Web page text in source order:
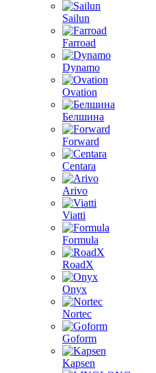
Sailun
Farroad
Dynamo
Ovation
Белшина
Forward
Centara
Arivo
Viatti
Formula
RoadX
Onyx
Nortec
Goform
Kapsen